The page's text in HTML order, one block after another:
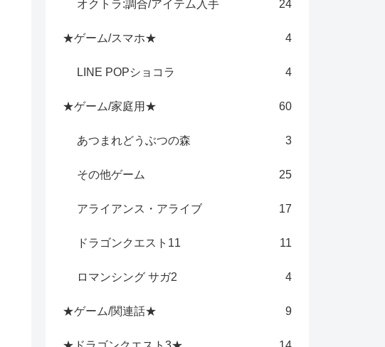
オクトラ:調合/アイテム入手 24
★ゲーム/スマホ★ 4
LINE POPショコラ 4
★ゲーム/家庭用★ 60
あつまれどうぶつの森 3
その他ゲーム 25
アライアンス・アライブ 17
ドラゴンクエスト11 11
ロマンシング サガ2 4
★ゲーム/関連話★ 9